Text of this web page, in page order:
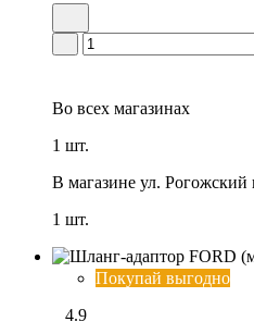
Во всех магазинах
1 шт.
В магазине ул. Рогожский
1 шт.
Покупай выгодно
4.9